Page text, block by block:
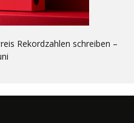
Rekordzahlen schreiben –